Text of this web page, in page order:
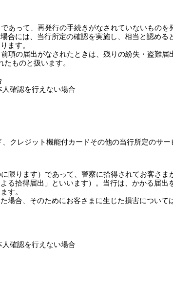
って、再発行の手続きがなされていないものを
には、当行所定の確認を実施し、相当と認める
ます。
の届出がなされたときは、残りの紛失・盗難届
ものと扱います。
確認を行えない場合
クレジット機能付カードその他の当行所定のサー
限ります）であって、警察に拾得されてお客さ
拾得届出」といいます）。当行は、かかる届
す。
合、そのためにお客さまに生じた損害につい
確認を行えない場合